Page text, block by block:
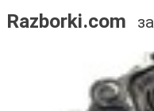
Razborki.com